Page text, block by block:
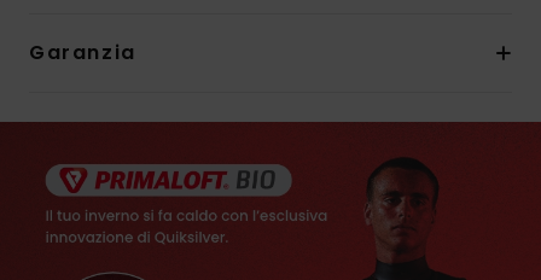
Garanzia